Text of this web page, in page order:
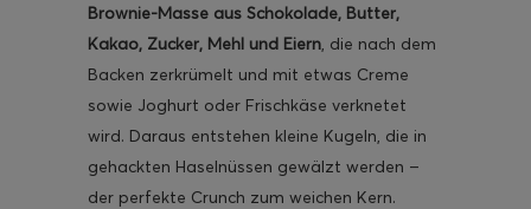
Brownie-Masse aus Schokolade, Butter,
Kakao, Zucker, Mehl und Eiern, die nach dem
Backen zerkrümelt und mit etwas Creme
sowie Joghurt oder Frischkäse verknetet
wird. Daraus entstehen kleine Kugeln, die in
gehackten Haselnüssen gewälzt werden –
der perfekte Crunch zum weichen Kern.